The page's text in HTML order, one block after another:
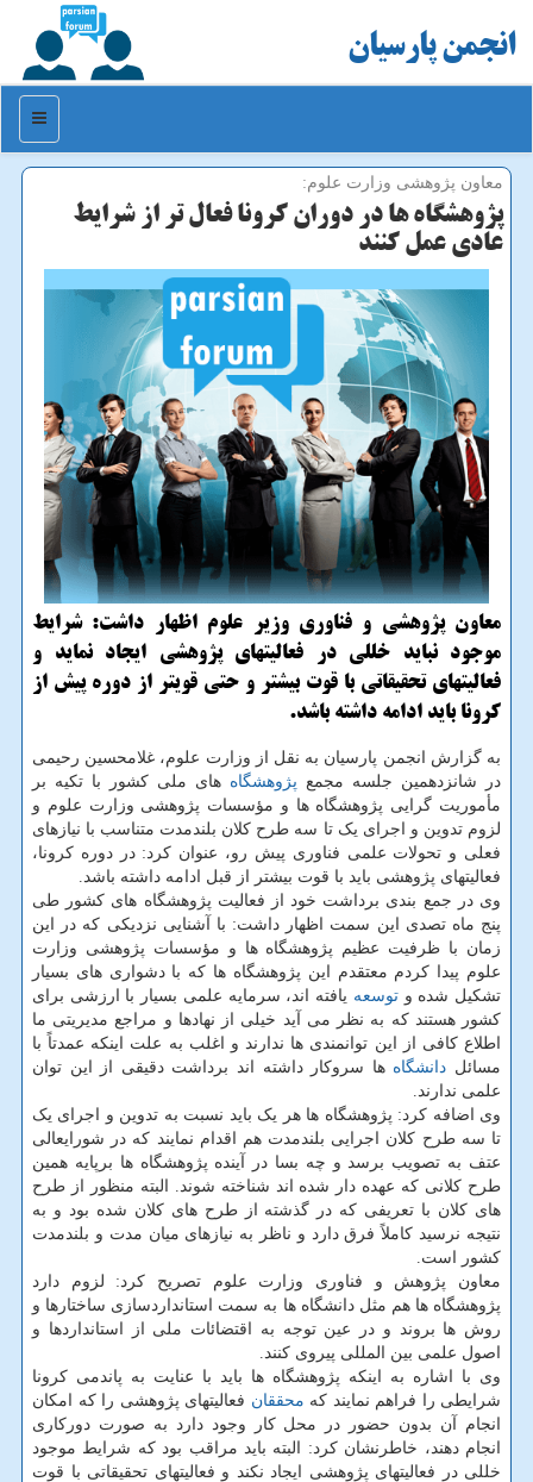
انجمن پارسیان
منو
معاون پژوهشی وزارت علوم:
پژوهشگاه ها در دوران كرونا فعال تر از شرایط
عادی عمل كنند
معاون پژوهشی و فناوری وزیر علوم اظهار داشت: شرایط
موجود نباید خللی در فعالیتهای پژوهشی ایجاد نماید و
فعالیتهای تحقیقاتی با قوت بیشتر و حتی قویتر از دوره پیش از
كرونا باید ادامه داشته باشد.
به گزارش انجمن پارسیان به نقل از وزارت علوم، غلامحسین رحیمی
در شانزدهمین جلسه مجمع پژوهشگاه های ملی کشور با تکیه بر
مأموریت گرایی پژوهشگاه ها و مؤسسات پژوهشی وزارت علوم و
لزوم تدوین و اجرای یک تا سه طرح کلان بلندمدت متناسب با نیازهای
فعلی و تحولات علمی فناوری پیش رو، عنوان کرد: در دوره کرونا،
فعالیتهای پژوهشی باید با قوت بیشتر از قبل ادامه داشته باشد.
وی در جمع بندی برداشت خود از فعالیت پژوهشگاه های کشور طی
پنج ماه تصدی این سمت اظهار داشت: با آشنایی نزدیکی که در این
زمان با ظرفیت عظیم پژوهشگاه ها و مؤسسات پژوهشی وزارت
علوم پیدا کردم معتقدم این پژوهشگاه ها که با دشواری های بسیار
تشکیل شده وتوسعه یافته اند، سرمایه علمی بسیار با ارزشی برای
کشور هستند که به نظر می آید خیلی از نهادها و مراجع مدیریتی ما
اطلاع کافی از این توانمندی ها ندارند و اغلب به علت اینکه عمدتاً با
مسائل دانشگاه ها سروکار داشته اند برداشت دقیقی از این توان
علمی ندارند.
وی اضافه کرد: پژوهشگاه ها هر یک باید نسبت به تدوین و اجرای یک
تا سه طرح کلان اجرایی بلندمدت هم اقدام نمایند که در شورایعالی
عتف به تصویب برسد و چه بسا در آینده پژوهشگاه ها برپایه همین
طرح کلانی که عهده دار شده اند شناخته شوند. البته منظور از طرح
های کلان با تعریفی که در گذشته از طرح های کلان شده بود و به
نتیجه نرسید کاملاً فرق دارد و ناظر به نیازهای میان مدت و بلندمدت
کشور است.
معاون پژوهش و فناوری وزارت علوم تصریح کرد: لزوم دارد
پژوهشگاه ها هم مثل دانشگاه ها به سمت استانداردسازی ساختارها و
روش ها بروند و در عین توجه به اقتضائات ملی از استانداردها و
اصول علمی بین المللی پیروی کنند.
وی با اشاره به اینکه پژوهشگاه ها باید با عنایت به پاندمی کرونا
شرایطی را فراهم نمایند که محققان فعالیتهای پژوهشی را که امکان
انجام آن بدون حضور در محل کار وجود دارد به صورت دورکاری
انجام دهند، خاطرنشان کرد: البته باید مراقب بود که شرایط موجود
خللی در فعالیتهای پژوهشی ایجاد نکند و فعالیتهای تحقیقاتی با قوت